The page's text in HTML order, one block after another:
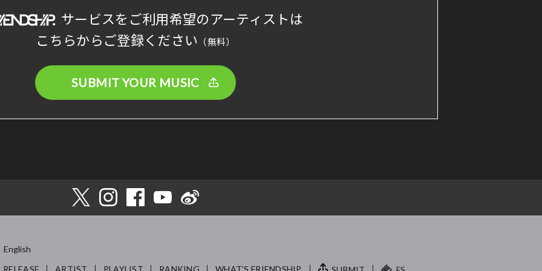
サービスをご利用希望のアーティストは
こちらからご登録ください （無料）
SUBMIT YOUR MUSIC
English
RELEASE ARTIST PLAYLIST RANKING WHAT’S FRIENDSHIP.